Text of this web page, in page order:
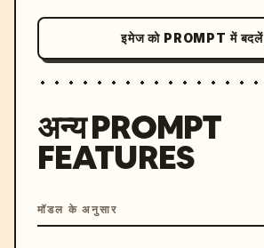
इमेज को PROMPT में बदलें
अन्य PROMPT
FEATURES
मॉडल के अनुसार